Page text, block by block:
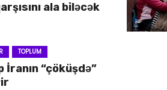
ala biləcək
TOPLUM
İranın “çöküşdə”